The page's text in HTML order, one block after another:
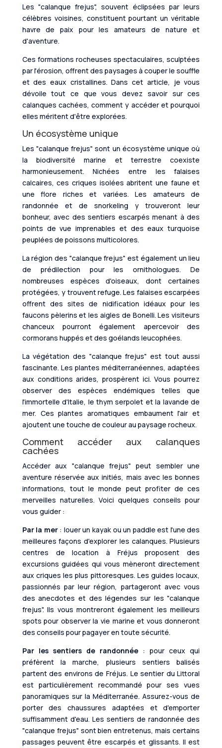
Les "calanque frejus", souvent éclipsées par leurs
célèbres voisines, constituent pourtant un véritable
havre de paix pour les amateurs de nature et
d'aventure.
Ces formations rocheuses spectaculaires, sculptées
par l'érosion, offrent des paysages à couper le souffle
et des eaux cristallines. Dans cet article, je vous
dévoile tout ce que vous devez savoir sur ces
calanques cachées, comment y accéder et pourquoi
elles méritent d'être explorées.
Un écosystème unique
Les "calanque frejus" sont un écosystème unique où
la biodiversité marine et terrestre coexiste
harmonieusement. Nichées entre les falaises
calcaires, ces criques isolées abritent une faune et
une flore riches et variées. Les amateurs de
randonnée et de snorkeling y trouveront leur
bonheur, avec des sentiers escarpés menant à des
points de vue imprenables et des eaux turquoise
peuplées de poissons multicolores.
La région des "calanque frejus" est également un lieu
de prédilection pour les ornithologues. De
nombreuses espèces d'oiseaux, dont certaines
protégées, y trouvent refuge. Les falaises escarpées
offrent des sites de nidification idéaux pour les
faucons pèlerins et les aigles de Bonelli. Les visiteurs
chanceux pourront également apercevoir des
cormorans huppés et des goélands leucophées.
La végétation des "calanque frejus" est tout aussi
fascinante. Les plantes méditerranéennes, adaptées
aux conditions arides, prospèrent ici. Vous pourrez
observer des espèces endémiques telles que
l'immortelle d'Italie, le thym serpolet et la lavande de
mer. Ces plantes aromatiques embaument l'air et
ajoutent une touche de couleur au paysage rocheux.
Comment accéder aux calanques
cachées
Accéder aux "calanque frejus" peut sembler une
aventure réservée aux initiés, mais avec les bonnes
informations, tout le monde peut profiter de ces
merveilles naturelles. Voici quelques conseils pour
vous guider :
Par la mer: louer un kayak ou un paddle est l'une des
meilleures façons d'explorer les calanques. Plusieurs
centres de location à Fréjus proposent des
excursions guidées qui vous mèneront directement
aux criques les plus pittoresques. Les guides locaux,
passionnés par leur région, partageront avec vous
des anecdotes et des légendes sur les "calanque
frejus". Ils vous montreront également les meilleurs
spots pour observer la vie marine et vous donneront
des conseils pour pagayer en toute sécurité.
Par les sentiers de randonnée : pour ceux qui
préfèrent la marche, plusieurs sentiers balisés
partent des environs de Fréjus. Le sentier du Littoral
est particulièrement recommandé pour ses vues
panoramiques sur la Méditerranée. Assurez-vous de
porter des chaussures adaptées et d'emporter
suffisamment d'eau. Les sentiers de randonnée des
"calanque frejus" sont bien entretenus, mais certains
passages peuvent être escarpés et glissants. Il est